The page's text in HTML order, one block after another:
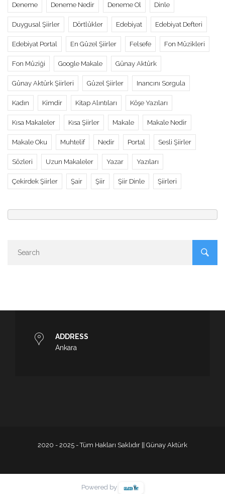
Deneme Deneme Nedir Deneme Ol Dinle
Duygusal Şiirler Dörtlükler Edebiyat Edebiyat Defteri
Edebiyat Portal En Güzel Şiirler Felsefe Fon Müzikleri
Fon Müziği Google Makale Günay Aktürk
Günay Aktürk Şiirleri Güzel Şiirler Inancını Sorgula
Kadın Kimdir Kitap Alıntıları Köşe Yazıları
Kısa Makaleler Kısa Şiirler Makale Makale Nedir
Makale Oku Muhtelif Nedir Portal Sesli Şiirler
Sözleri Uzun Makaleler Yazar Yazıları
Çekirdek Şiirler Şair Şiir Şiir Dinle Şiirleri
ADDRESS
Ankara
2020 - 2025 - Tüm Hakları Saklıdır || Günay Aktürk
Powered by